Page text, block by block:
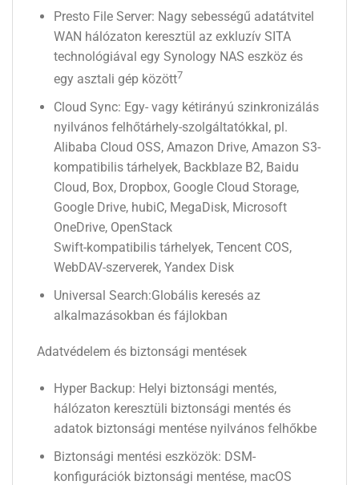
Presto File Server: Nagy sebességű adatátvitel
WAN hálózaton keresztül az exkluzív SITA
technológiával egy Synology NAS eszköz és
egy asztali gép között7
Cloud Sync: Egy- vagy kétirányú szinkronizálás
nyilvános felhőtárhely-szolgáltatókkal, pl.
Alibaba Cloud OSS, Amazon Drive, Amazon S3-
kompatibilis tárhelyek, Backblaze B2, Baidu
Cloud, Box, Dropbox, Google Cloud Storage,
Google Drive, hubiC, MegaDisk, Microsoft
OneDrive, OpenStack
Swift-kompatibilis tárhelyek, Tencent COS,
WebDAV-szerverek, Yandex Disk
Universal Search:Globális keresés az
alkalmazásokban és fájlokban
Adatvédelem és biztonsági mentések
Hyper Backup: Helyi biztonsági mentés,
hálózaton keresztüli biztonsági mentés és
adatok biztonsági mentése nyilvános felhőkbe
Biztonsági mentési eszközök: DSM-
konfigurációk biztonsági mentése, macOS